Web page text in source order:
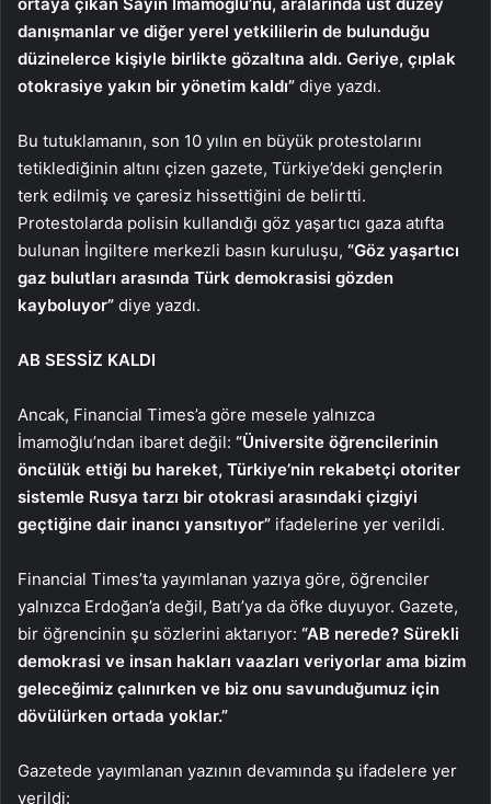
danışmanlar ve diğer yerel yetkililerin de bulunduğu
düzinelerce kişiyle birlikte gözaltına aldı. Geriye, çıplak
otokrasiye yakın bir yönetim kaldı” diye yazdı.
Bu tutuklamanın, son 10 yılın en büyük protestolarını
tetiklediğinin altını çizen gazete, Türkiye’deki gençlerin
terk edilmiş ve çaresiz hissettiğini de belirtti.
Protestolarda polisin kullandığı göz yaşartıcı gaza atıfta
bulunan İngiltere merkezli basın kuruluşu, “Göz yaşartıcı
gaz bulutları arasında Türk demokrasisi gözden
kayboluyor” diye yazdı.
AB SESSİZ KALDI
Ancak, Financial Times’a göre mesele yalnızca
İmamoğlu’ndan ibaret değil: “Üniversite öğrencilerinin
öncülük ettiği bu hareket, Türkiye’nin rekabetçi otoriter
sistemle Rusya tarzı bir otokrasi arasındaki çizgiyi
geçtiğine dair inancı yansıtıyor” ifadelerine yer verildi.
Financial Times’ta yayımlanan yazıya göre, öğrenciler
yalnızca Erdoğan’a değil, Batı’ya da öfke duyuyor. Gazete,
bir öğrencinin şu sözlerini aktarıyor: “AB nerede? Sürekli
demokrasi ve insan hakları vaazları veriyorlar ama bizim
geleceğimiz çalınırken ve biz onu savunduğumuz için
dövülürken ortada yoklar.”
Gazetede yayımlanan yazının devamında şu ifadelere yer
verildi: